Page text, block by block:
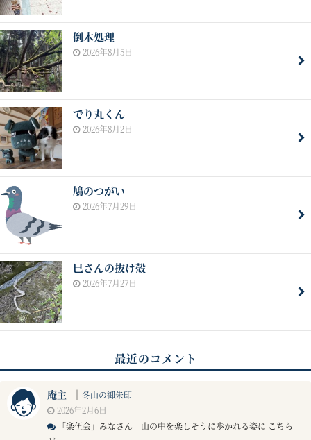
倒木処理
2026年8月5日
でり丸くん
2026年8月2日
鳩のつがい
2026年7月29日
巳さんの抜け殻
2026年7月27日
最近のコメント
庵主 ｜ 冬山の御朱印
2026年2月6日
「楽伍会」みなさん 山の中を楽しそうに歩かれる姿に こちら